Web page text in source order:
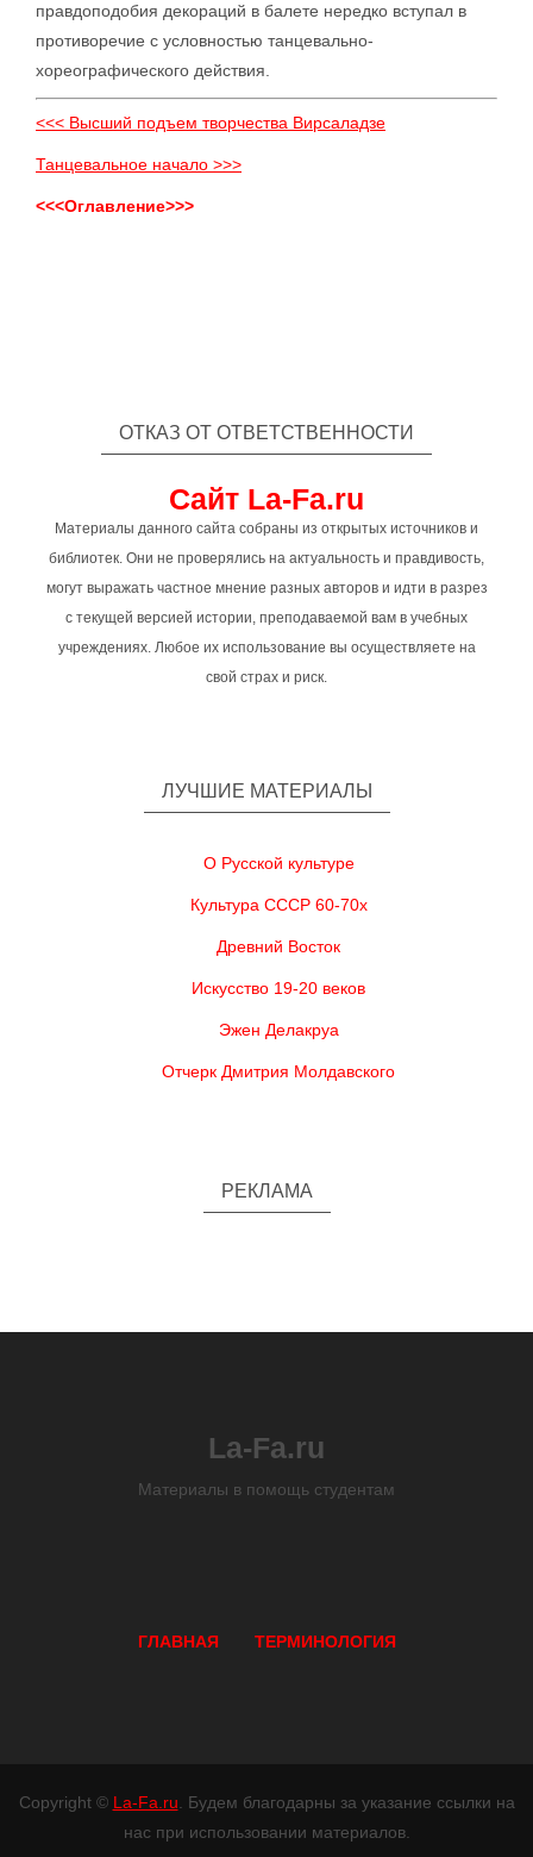
правдоподобия декораций в балете нередко вступал в
противоречие с условностью танцевально-
хореографического действия.
<<< Высший подъем творчества Вирсаладзе
Танцевальное начало >>>
<<<Оглавление>>>
ОТКАЗ ОТ ОТВЕТСТВЕННОСТИ
Сайт La-Fa.ru
Материалы данного сайта собраны из открытых источников и
библиотек. Они не проверялись на актуальность и правдивость,
могут выражать частное мнение разных авторов и идти в разрез
с текущей версией истории, преподаваемой вам в учебных
учреждениях. Любое их использование вы осуществляете на
свой страх и риск.
ЛУЧШИЕ МАТЕРИАЛЫ
О Русской культуре
Культура СССР 60-70х
Древний Восток
Искусство 19-20 веков
Эжен Делакруа
Отчерк Дмитрия Молдавского
РЕКЛАМА
La-Fa.ru
Материалы в помощь студентам
ГЛАВНАЯ ТЕРМИНОЛОГИЯ
Copyright © La-Fa.ru . Будем благодарны за указание ссылки на
нас при использовании материалов.